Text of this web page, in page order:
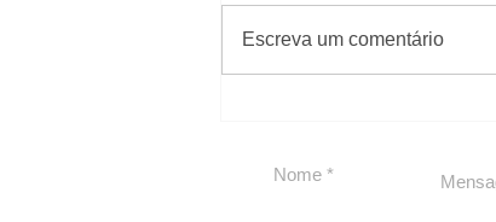
reforçam apoio a
Cláudio Mitidieri
Escreva um comentário